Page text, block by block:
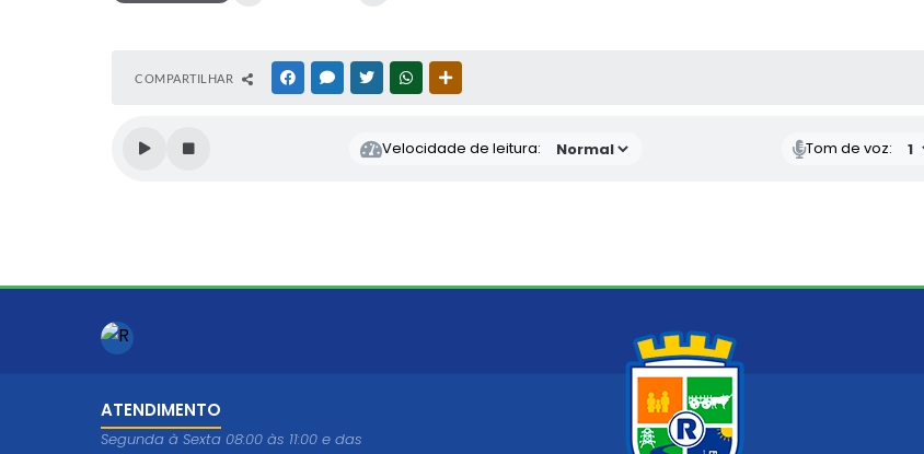
COMPARTILHAR FACEBOOKMESSENGER
TWITTERWHATSAPP
Velocidade de leitura: Tom de voz:
ATENDIMENTO
Segunda à Sexta 08:00 às 11:00 e das